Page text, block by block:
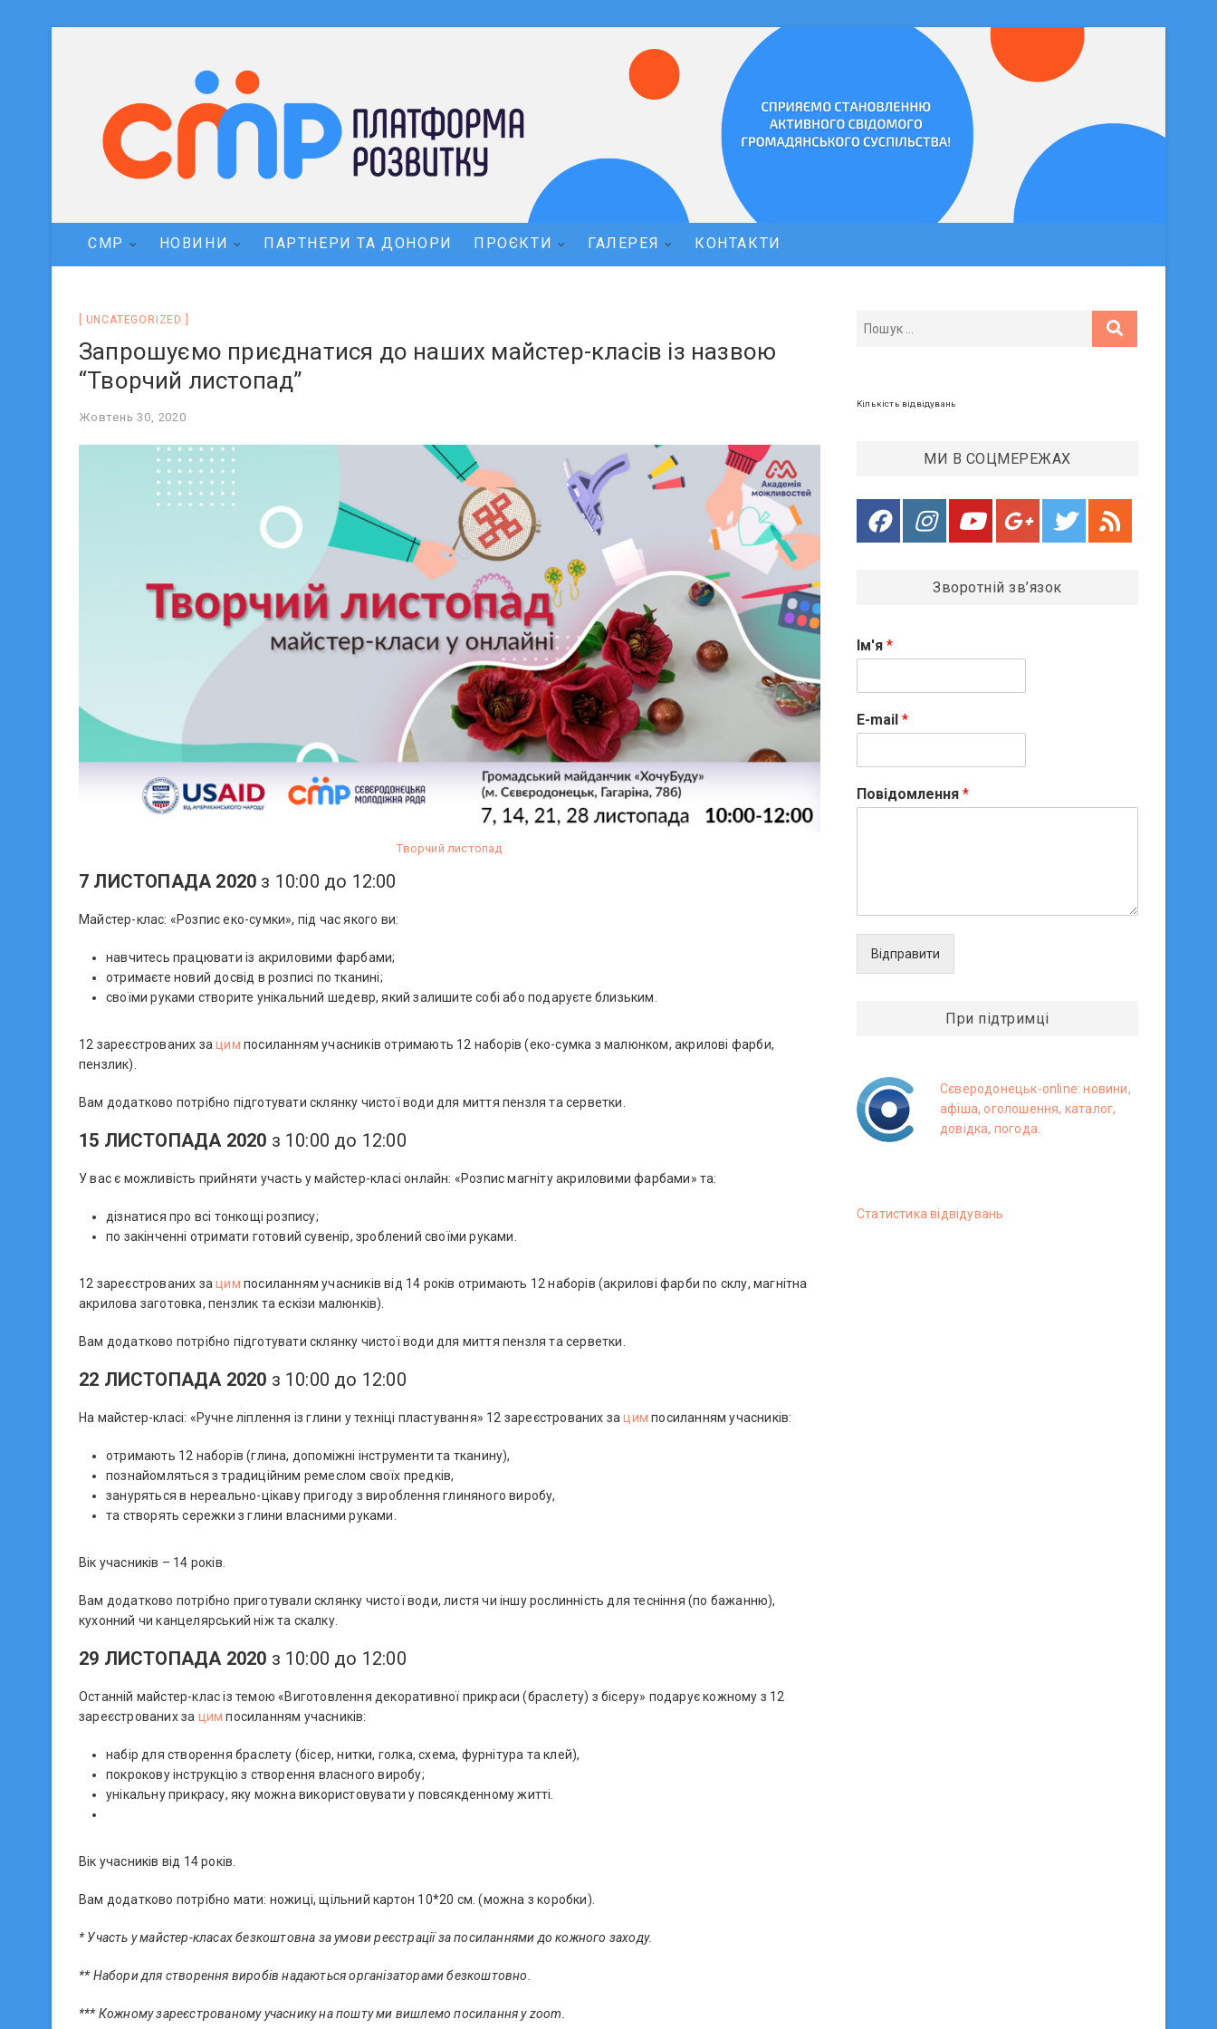
СМР НОВИНИ ПАРТНЕРИ ТА ДОНОРИ ПРОЄКТИ ГАЛЕРЕЯ КОНТАКТИ
UNCATEGORIZED
Запрошуємо приєднатися до наших майстер-класів із назвою
“Творчий листопад”
Жовтень 30, 2020
Творчий листопад
7 ЛИСТОПАДА 2020 з 10:00 до 12:00
Майстер-клас: «Розпис еко-сумки», під час якого ви:
навчитесь працювати із акриловими фарбами;
отримаєте новий досвід в розписі по тканині;
своїми руками створите унікальний шедевр, який залишите собі або подаруєте близьким.
12 зареєстрованих зацим посиланням учасників отримають 12 наборів (еко-сумка з малюнком, акрилові фарби,
пензлик).
Вам додатково потрібно підготувати склянку чистої води для миття пензля та серветки.
15 ЛИСТОПАДА 2020 з 10:00 до 12:00
У вас є можливість прийняти участь у майстер-класі онлайн: «Розпис магніту акриловими фарбами» та:
дізнатися про всі тонкощі розпису;
по закінченні отримати готовий сувенір, зроблений своїми руками.
12 зареєстрованих зацим посиланням учасників від 14 років отримають 12 наборів (акрилові фарби по склу, магнітна
акрилова заготовка, пензлик та ескізи малюнків).
Вам додатково потрібно підготувати склянку чистої води для миття пензля та серветки.
22 ЛИСТОПАДА 2020 з 10:00 до 12:00
На майстер-класі: «Ручне ліплення із глини у техніці пластування» 12 зареєстрованих зацим посиланням учасників:
отримають 12 наборів (глина, допоміжні інструменти та тканину),
познайомляться з традиційним ремеслом своїх предків,
зануряться в нереально-цікаву пригоду з вироблення глиняного виробу,
та створять сережки з глини власними руками.
Вік учасників – 14 років.
Вам додатково потрібно приготували склянку чистої води, листя чи іншу рослинність для тесніння (по бажанню),
кухонний чи канцелярський ніж та скалку.
29 ЛИСТОПАДА 2020 з 10:00 до 12:00
Останній майстер-клас із темою «Виготовлення декоративної прикраси (браслету) з бісеру» подарує кожному з 12
зареєстрованих за цим посиланням учасників:
набір для створення браслету (бісер, нитки, голка, схема, фурнітура та клей),
покрокову інструкцію з створення власного виробу;
унікальну прикрасу, яку можна використовувати у повсякденному житті.
Вік учасників від 14 років.
Вам додатково потрібно мати: ножиці, щільний картон 10*20 см. (можна з коробки).
* Участь у майстер-класах безкоштовна за умови реєстрації за посиланнями до кожного заходу.
** Набори для створення виробів надаються організаторами безкоштовно.
*** Кожному зареєстрованому учаснику на пошту ми вишлемо посилання у zoom.
Кількість відвідувань
МИ В СОЦМЕРЕЖАХ
Зворотній зв’язок
Ім'я *
E-mail *
Повідомлення *
Відправити
При підтримці
Сєверодонецьк-online: новини,
афіша, оголошення, каталог,
довідка, погода.
Статистика вiдвiдувань